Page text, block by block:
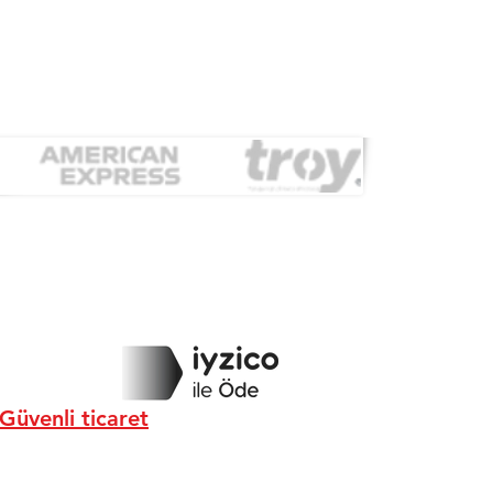
Güvenli ticaret